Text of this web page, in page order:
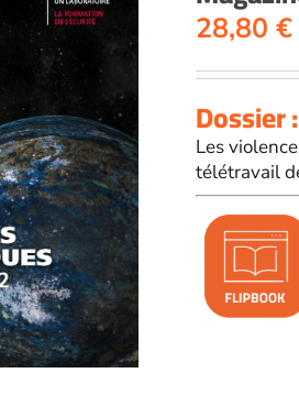
28,80€
Dossier
Les
télétravail